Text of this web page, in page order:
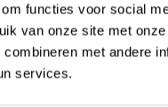
functies voor social
van onze site met
met andere
services.
. Voor Soy wordt het